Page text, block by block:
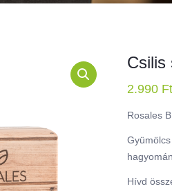
Csilis
2.990 Ft
Rosales
Hívd